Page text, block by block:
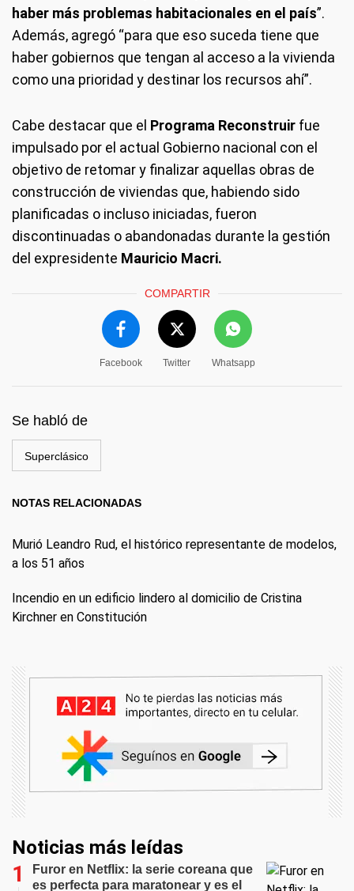
haber más problemas habitacionales en el país”.
Además, agregó “para que eso suceda tiene que
haber gobiernos que tengan al acceso a la vivienda
como una prioridad y destinar los recursos ahí”.
Cabe destacar que el Programa Reconstruir fue
impulsado por el actual Gobierno nacional con el
objetivo de retomar y finalizar aquellas obras de
construcción de viviendas que, habiendo sido
planificadas o incluso iniciadas, fueron
discontinuadas o abandonadas durante la gestión
del expresidente Mauricio Macri.
COMPARTIR
Facebook Twitter Whatsapp
Se habló de
Superclásico
NOTAS RELACIONADAS
Murió Leandro Rud, el histórico representante de modelos,
a los 51 años
Incendio en un edificio lindero al domicilio de Cristina
Kirchner en Constitución
Noticias más leídas
Furor en Netflix: la serie coreana que
es perfecta para maratonear y es el